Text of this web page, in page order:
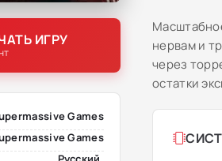
ИГРУ
Games
Games
нервам и
через
остатки